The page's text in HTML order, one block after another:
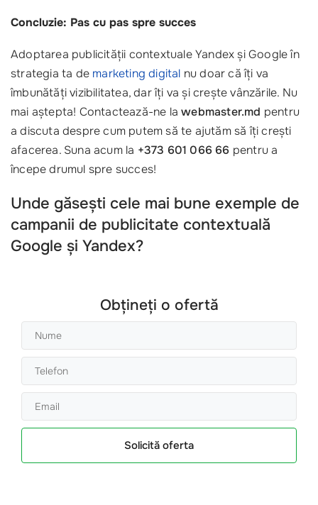
Concluzie: Pas cu pas spre succes
Adoptarea publicității contextuale Yandex și Google în
strategia ta de marketing digital nu doar că îți va
îmbunătăți vizibilitatea, dar îți va și crește vânzările. Nu
mai aștepta! Contactează-ne lawebmaster.md pentru
a discuta despre cum putem să te ajutăm să îți crești
afacerea. Suna acum la +373 601 066 66 pentru a
începe drumul spre succes!
Unde găsești cele mai bune exemple de
campanii de publicitate contextuală
Google și Yandex?
Obțineți o ofertă
Solicită oferta